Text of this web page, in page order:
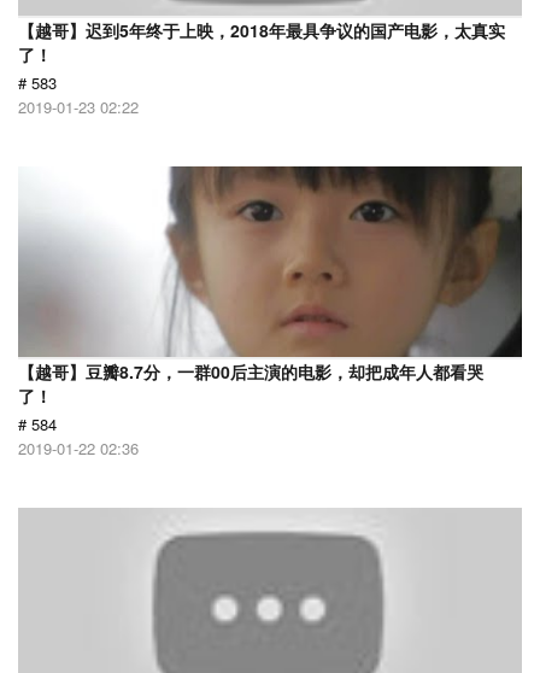
【越哥】迟到5年终于上映，2018年最具争议的国产电影，太真实
了！
# 583
2019-01-23 02:22
【越哥】豆瓣8.7分，一群00后主演的电影，却把成年人都看哭
了！
# 584
2019-01-22 02:36